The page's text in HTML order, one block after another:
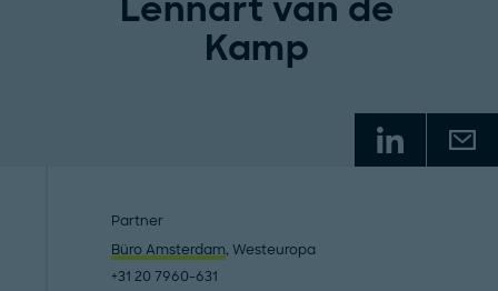
Kamp
Partner
Büro Amsterdam, Westeuropa
+31 20 7960-631